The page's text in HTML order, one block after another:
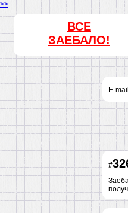
>>
ВСЕ
ЗАЕБАЛО!
E-mail
#